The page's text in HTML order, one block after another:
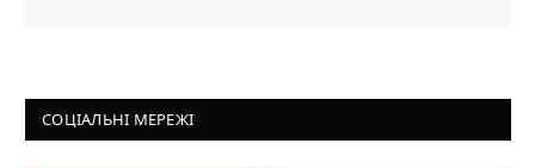
СОЦІАЛЬНІ МЕРЕЖІ